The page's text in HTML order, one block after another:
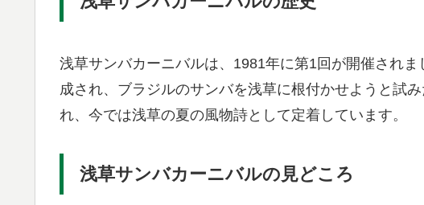
浅草サンバカーニバルは、1981年に第1回が開催され
成され、ブラジルのサンバを浅草に根付かせようと試
れ、今では浅草の夏の風物詩として定着しています。
浅草サンバカーニバルの見どころ